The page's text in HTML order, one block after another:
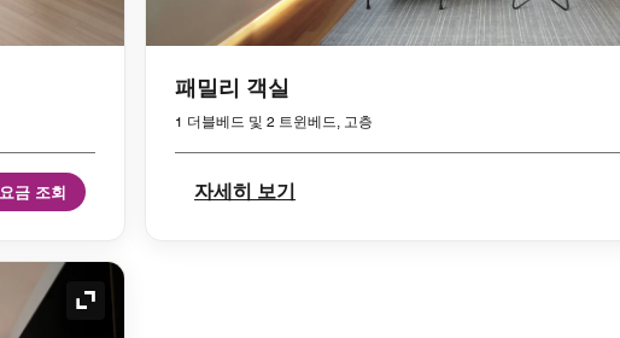
요금 조회
패밀리 객실
1 더블베드 및 2 트윈베드, 고층
자세히 보기
확장 아이콘